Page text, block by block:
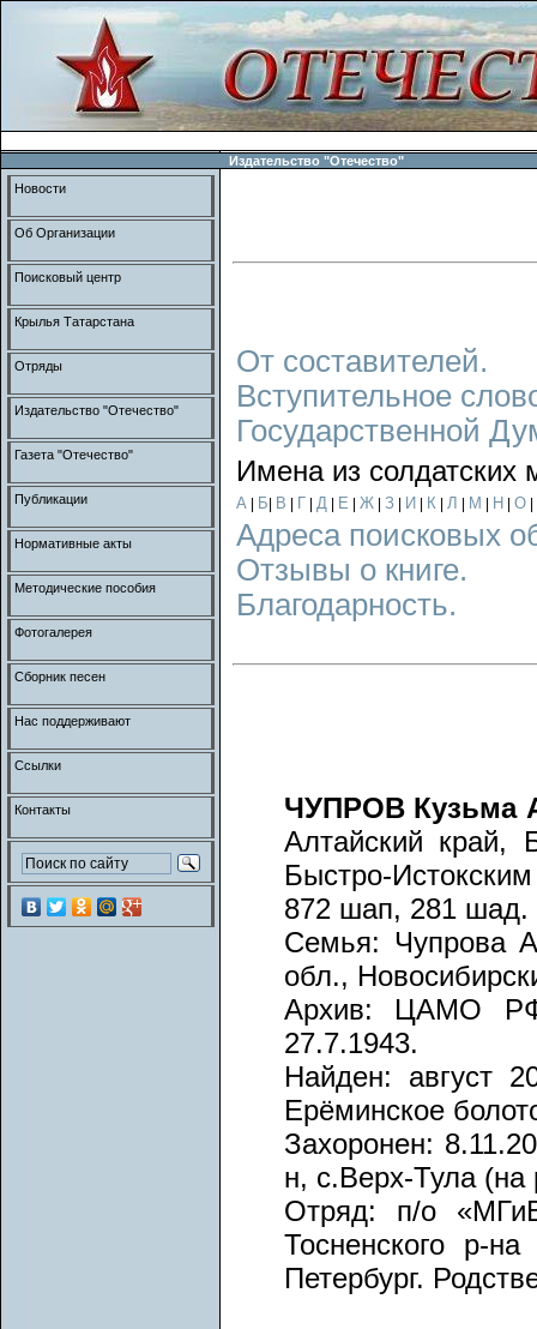
Издательство "Отечество"
От составителей.
Вступительное
Государственной
Имена из солдатских
А Б В Г Д Е Ж З И К Л М Н О
Адреса поисковых
Отзывы о книге.
Благодарность.
ЧУПРОВ Кузьма
Алтайский край,
Быстро-
872 шап, 281 шад.
Семья: Чупрова
обл.,
Архив: ЦАМО
27.7.1943.
Найден: август
Ерёминское
Захоронен:
н, с.Верх-Тула (на
Отряд: п/о
Тосненского р-
Петербург.
Новости
Об Организации
Поисковый центр
Крылья Татарстана
Отряды
Издательство "Отечество"
Газета "Отечество"
Публикации
Нормативные акты
Методические пособия
Фотогалерея
Сборник песен
Нас поддерживают
Ссылки
Контакты